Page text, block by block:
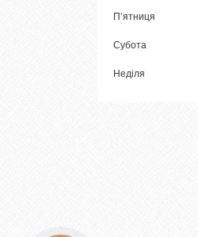
Пʼятниця
Субота
Неділя